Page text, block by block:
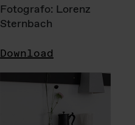
Fotografo: Lorenz
Sternbach
Download